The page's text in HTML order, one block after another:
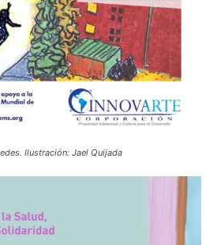
Ilustración: Jael Quijada